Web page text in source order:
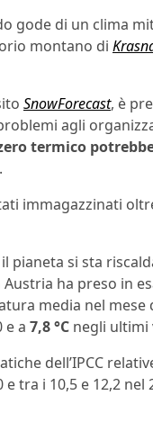
gode di un clima
montano di
SnowForecast, è
agli
termico
immagazzinati
pianeta si sta
ha preso in
media nel
e a 7,8 °C negli ultimi
dell’IPCC
tra i 10,5 e 12,2 nel